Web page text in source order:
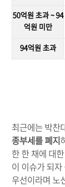
50억원 초과 ~ 94
억원 미만
94억원 초과
최근에는 박찬
종부세를 폐지
한 한 채에 대
이 이슈가 되
우선이라며 노